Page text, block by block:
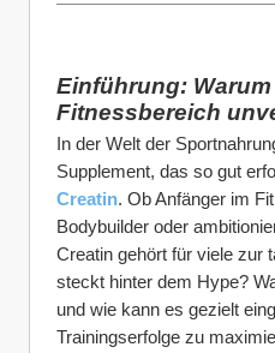
Einführung:
Fitnessbereich
In der Welt der
Creatin. Ob Anfänger im
Bodybuilder oder
Creatin gehört für viele zur
steckt hinter dem Hype?
und wie kann es gezielt
Trainingserfolge zu